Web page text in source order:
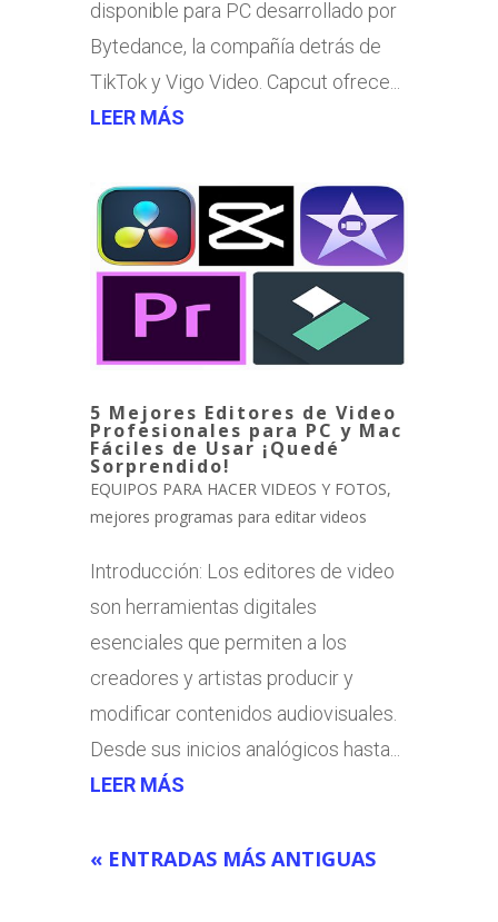
disponible para PC desarrollado por
Bytedance, la compañía detrás de
TikTok y Vigo Video. Capcut ofrece...
LEER MÁS
5 Mejores Editores de Video
Profesionales para PC y Mac
Fáciles de Usar ¡Quedé
Sorprendido!
EQUIPOS PARA HACER VIDEOS Y FOTOS,
mejores programas para editar videos
Introducción: Los editores de video
son herramientas digitales
esenciales que permiten a los
creadores y artistas producir y
modificar contenidos audiovisuales.
Desde sus inicios analógicos hasta...
LEER MÁS
« ENTRADAS MÁS ANTIGUAS